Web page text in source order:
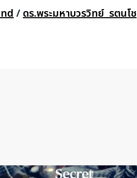
/ดร.พระมหาบวรวิทย์ รตนโช